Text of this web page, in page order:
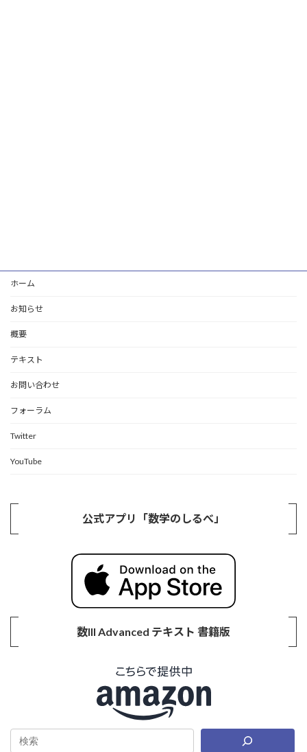
ホーム
お知らせ
概要
テキスト
お問い合わせ
フォーラム
Twitter
YouTube
公式アプリ「数学のしるべ」
数III Advanced テキスト 書籍版